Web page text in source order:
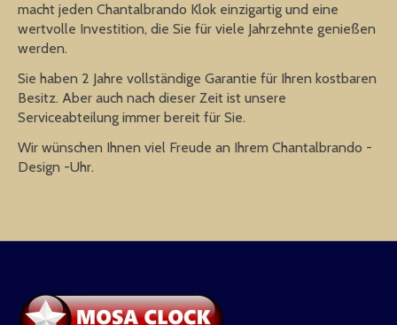
macht jeden Chantalbrando Klok einzigartig und eine
wertvolle Investition, die Sie für viele Jahrzehnte genießen
werden.
Sie haben 2 Jahre vollständige Garantie für Ihren kostbaren
Besitz. Aber auch nach dieser Zeit ist unsere
Serviceabteilung immer bereit für Sie.
Wir wünschen Ihnen viel Freude an Ihrem Chantalbrando -
Design -Uhr.